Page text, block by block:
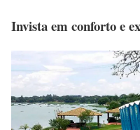
Invista em conforto e